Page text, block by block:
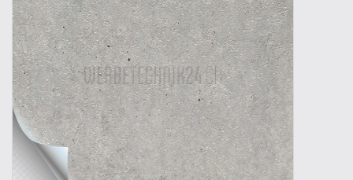
Werkzeuge
Technik